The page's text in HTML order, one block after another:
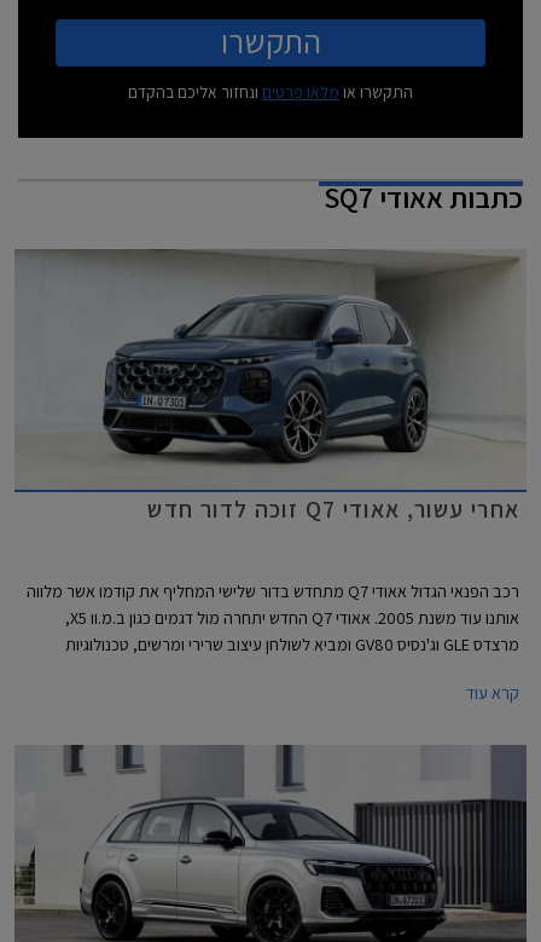
התקשרו
התקשרו או מלאו פרטים ונחזור אליכם בהקדם
כתבותאאודי SQ7
אחרי עשור, אאודי Q7 זוכה לדור חדש
רכב הפנאי הגדול אאודי Q7 מתחדש בדור שלישי המחליף את קודמו אשר מלווה
אותנו עוד משנת 2005. אאודי Q7 החדש יתחרה מול דגמים כגון ב.מ.וו X5,
מרצדס GLE וג'נסיס GV80 ומביא לשולחן עיצוב שרירי ומרשים, טכנולוגיות
כקרוזר משפחתי שימושי.
קרא עוד